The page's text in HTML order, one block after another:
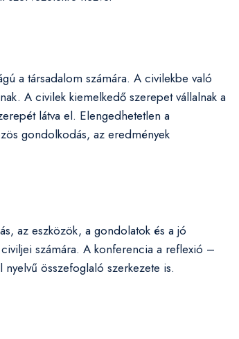
a társadalom számára. A civilekbe való
A civilek kiemelkedő szerepet vállalnak a
látva el. Elengedhetetlen a
gondolkodás, az eredmények
az eszközök, a gondolatok és a jó
számára. A konferencia a reflexió –
összefoglaló szerkezete is.